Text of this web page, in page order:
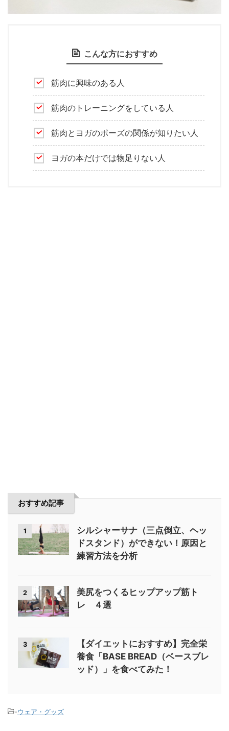
こんな方におすすめ
筋肉に興味のある人
筋肉のトレーニングをしている人
筋肉とヨガのポーズの関係が知りたい人
ヨガの本だけでは物足りない人
おすすめ記事
1
シルシャーサナ（三点倒立、ヘッ
ドスタンド）ができない！原因と
練習方法を分析
2
美尻をつくるヒップアップ筋ト
レ ４選
3
【ダイエットにおすすめ】完全栄
養食「BASE BREAD（ベースブレ
ッド）」を食べてみた！
-ウェア・グッズ